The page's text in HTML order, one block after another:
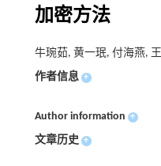
加密方法
牛琬茹, 黄一珉, 付海燕,
作者信息 +
Author information +
文章历史 +